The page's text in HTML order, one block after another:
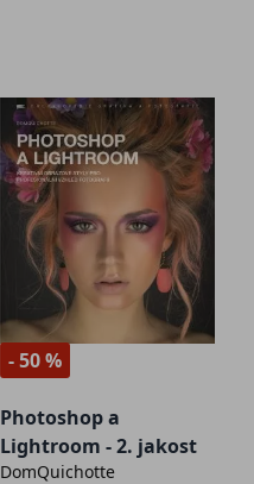
- 50 %
Photoshop a
Lightroom - 2. jakost
DomQuichotte